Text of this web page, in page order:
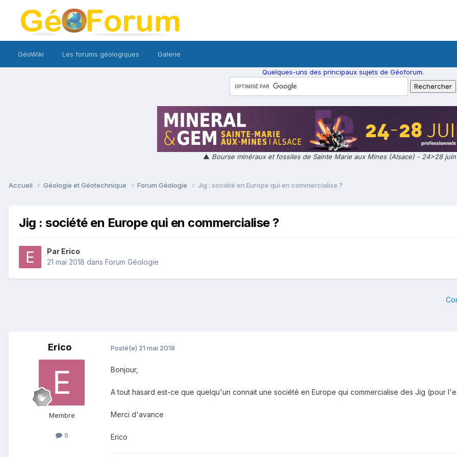
GéoWiki Les forums géologiques Galerie
Quelques-uns des principaux sujets de Géoforum.
▲ Bourse minéraux et fossiles de Sainte Marie aux Mines (Alsace) - 24>28
Accueil Géologie et Géotechnique Forum Géologie Jig : société en Europe qui en commercialise ?
Jig : société en Europe qui en commercialise ?
Par Erico
21 mai 2018 dans Forum Géologie
Erico
Membre
9
Posté(e) 21 mai 2018
Bonjour,
A tout hasard est-ce que quelqu'un connait une société en Europe qui commercialise des Jig (pour
Merci d'avance
Erico